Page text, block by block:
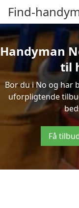
Find-
Handyman
til
Bor du i No og har
uforpligtende
Få